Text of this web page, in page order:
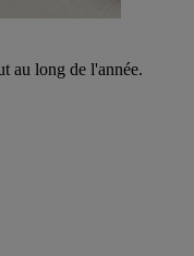
au long de l'année.